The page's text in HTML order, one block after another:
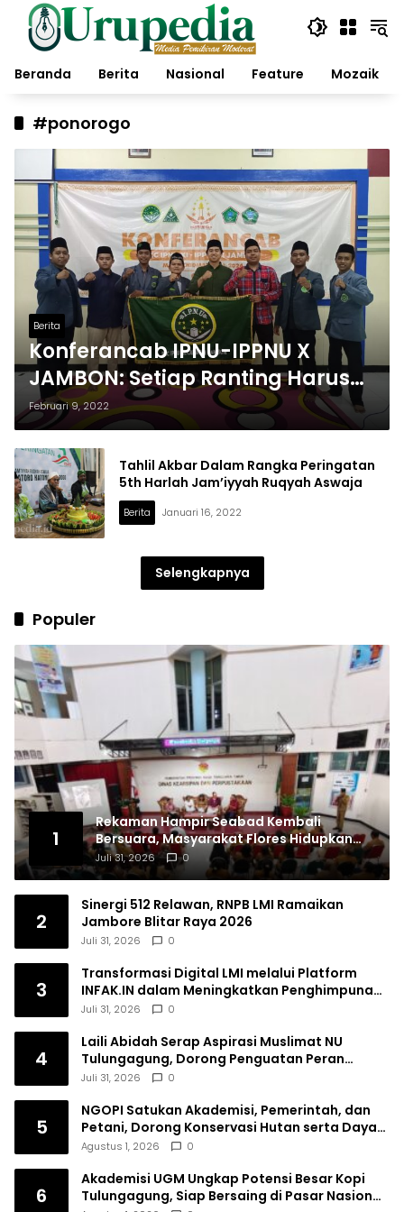
Langsung
konten
Beranda
Berita Nasional Feature Mozaik
#ponorogo
Berita
Konferancab IPNU-IPPNU X
JAMBON: Setiap Ranting Harus
Memiliki Tanggung Jawab
Februari 9, 2022
Tahlil Akbar Dalam Rangka Peringatan
5th Harlah Jam’iyyah Ruqyah Aswaja
Berita Januari 16, 2022
Selengkapnya
Populer
1
Rekaman Hampir Seabad Kembali
Bersuara, Masyarakat Flores Hidupkan
Lagi Ingatan Leluhur
Juli 31, 2026 0
2
Sinergi 512 Relawan, RNPB LMI Ramaikan
Jambore Blitar Raya 2026
Juli 31, 2026 0
3
Transformasi Digital LMI melalui Platform
INFAK.IN dalam Meningkatkan Penghimpunan
Dana Filantropi Islam
Juli 31, 2026 0
4
Laili Abidah Serap Aspirasi Muslimat NU
Tulungagung, Dorong Penguatan Peran
Perempuan
Juli 31, 2026 0
5
NGOPI Satukan Akademisi, Pemerintah, dan
Petani, Dorong Konservasi Hutan serta Daya
Saing Kopi Tulungagung
Agustus 1, 2026 0
6
Akademisi UGM Ungkap Potensi Besar Kopi
Tulungagung, Siap Bersaing di Pasar Nasional